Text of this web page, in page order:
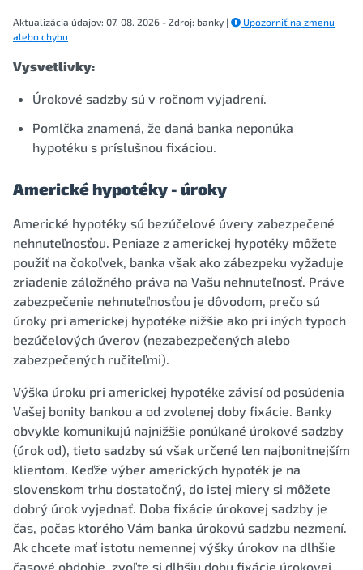
Aktualizácia údajov: 07. 08. 2026 - Zdroj: banky |
Upozorniť na zmenu
alebo chybu
Vysvetlivky:
Úrokové sadzby sú v ročnom vyjadrení.
Pomlčka znamená, že daná banka neponúka
hypotéku s príslušnou fixáciou.
Americké hypotéky - úroky
Americké hypotéky sú bezúčelové úvery zabezpečené
nehnuteľnosťou. Peniaze z americkej hypotéky môžete
použiť na čokoľvek, banka však ako zábezpeku vyžaduje
zriadenie záložného práva na Vašu nehnuteľnosť. Práve
zabezpečenie nehnuteľnosťou je dôvodom, prečo sú
úroky pri americkej hypotéke nižšie ako pri iných typoch
bezúčelových úverov (nezabezpečených alebo
zabezpečených ručiteľmi).
Výška úroku pri americkej hypotéke závisí od posúdenia
Vašej bonity bankou a od zvolenej doby fixácie. Banky
obvykle komunikujú najnižšie ponúkané úrokové sadzby
(úrok od), tieto sadzby sú však určené len najbonitnejším
klientom. Keďže výber amerických hypoték je na
slovenskom trhu dostatočný, do istej miery si môžete
dobrý úrok vyjednať. Doba fixácie úrokovej sadzby je
čas, počas ktorého Vám banka úrokovú sadzbu nezmení.
Ak chcete mať istotu nemennej výšky úrokov na dlhšie
časové obdobie, zvoľte si dlhšiu dobu fixácie úrokovej